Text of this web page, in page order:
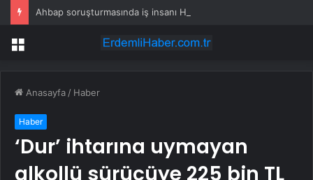
Menü
Anasayfa / Haber
Haber
‘Dur’ ihtarına uymayan
alkollü sürücüye 225 bin TL